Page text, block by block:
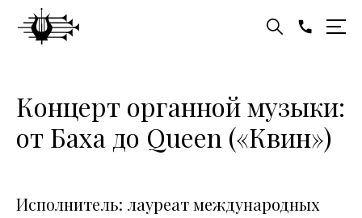
Концерт органной музыки:
от Баха до Queen («Квин»)
Исполнитель: лауреат международных